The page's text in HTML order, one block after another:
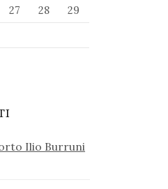
27 28
29
Ilio Burruni